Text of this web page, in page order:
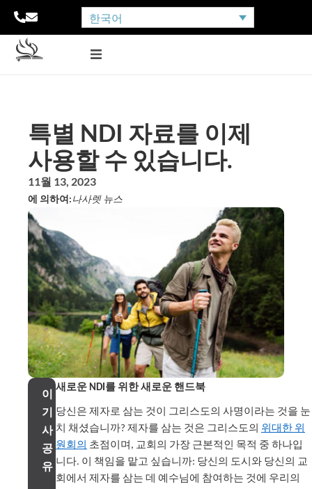
한국어
특별 NDI 자료를 이제
사용할 수 있습니다.
11월 13, 2023
에 의하여:나사렛 뉴스
이
기
사
공
유
새로운 NDI를 위한 새로운 핸드북
당신은 제자로 삼는 것이 그리스도의 사명이라는 것을 눈
치 채셨습니까? 제자를 삼는 것은 그리스도의 위대한 위
원회의 초점이며, 교회의 가장 근본적인 목적 중 하나입
니다. 이 책임을 맡고 싶습니까: 당신의 도시와 당신의 교
회에서 제자를 삼는 데 예수님에 참여하는 것에 우리의